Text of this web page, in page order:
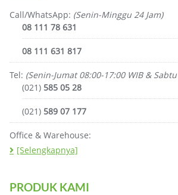
Call/WhatsApp: (Senin-Minggu 24 Jam)
08 111 78 631
08 111 631 817
Tel: (Senin-Jumat 08:00-17:00 WIB &
(021) 585 05 28
(021) 589 07 177
Office & Warehouse:
[Selengkapnya]
PRODUK KAMI